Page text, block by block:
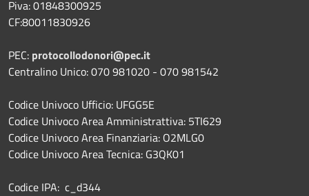
Piva: 01848300925
CF:80011830926
PEC: protocollodonori@pec.it
Centralino Unico: 070 981020 - 070 981542
Codice Univoco Ufficio: UFGG5E
Codice Univoco Area Amministrattiva: 5TI629
Codice Univoco Area Finanziaria: O2MLG0
Codice Univoco Area Tecnica: G3QK01
Codice IPA: c_d344